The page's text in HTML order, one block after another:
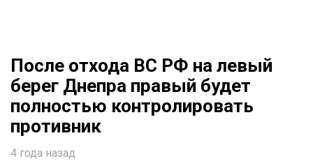
После отхода ВС РФ на левый
берег Днепра правый будет
полностью контролировать
противник
4 года назад